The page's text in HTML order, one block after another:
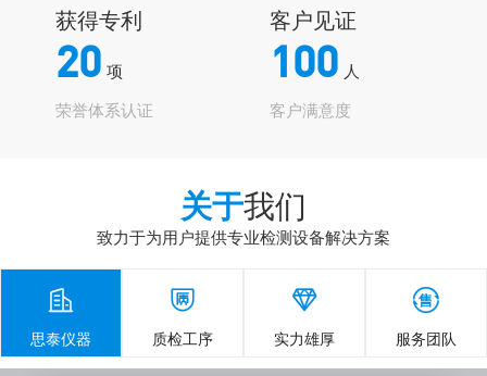
获得专利
20 项
荣誉体系认证
客户见证
100 人
客户满意度
关于我们
致力于为用户提供专业检测设备解决方案

思泰仪器

质检工序

实力雄厚

服务团队